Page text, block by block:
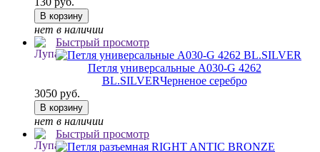
В корзину
нет в наличии
Быстрый просмотр
Петля универсальные A030-G 4262
BL.SILVERЧерненое серебро
3050 руб.
В корзину
нет в наличии
Быстрый просмотр